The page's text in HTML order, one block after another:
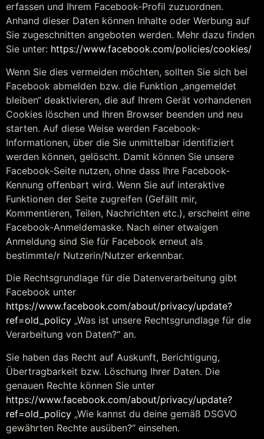
erfassen und Ihrem Facebook-Profil zuzuordnen.
Anhand dieser Daten können Inhalte oder Werbung auf
Sie zugeschnitten angeboten werden. Mehr dazu finden
Sie unter: https://www.facebook.com/policies/cookies/
Wenn Sie dies vermeiden möchten, sollten Sie sich bei
Facebook abmelden bzw. die Funktion „angemeldet
bleiben“ deaktivieren, die auf Ihrem Gerät vorhandenen
Cookies löschen und Ihren Browser beenden und neu
starten. Auf diese Weise werden Facebook-
Informationen, über die Sie unmittelbar identifiziert
werden können, gelöscht. Damit können Sie unsere
Facebook-Seite nutzen, ohne dass Ihre Facebook-
Kennung offenbart wird. Wenn Sie auf interaktive
Funktionen der Seite zugreifen (Gefällt mir,
Kommentieren, Teilen, Nachrichten etc.), erscheint eine
Facebook-Anmeldemaske. Nach einer etwaigen
Anmeldung sind Sie für Facebook erneut als
bestimmte/r Nutzerin/Nutzer erkennbar.
Die Rechtsgrundlage für die Datenverarbeitung gibt
Facebook unter
https://www.facebook.com/about/privacy/update?
ref=old_policy „Was ist unsere Rechtsgrundlage für die
Verarbeitung von Daten?“ an.
Sie haben das Recht auf Auskunft, Berichtigung,
Übertragbarkeit bzw. Löschung Ihrer Daten. Die
genauen Rechte können Sie unter
https://www.facebook.com/about/privacy/update?
ref=old_policy „Wie kannst du deine gemäß DSGVO
gewährten Rechte ausüben?“ einsehen.